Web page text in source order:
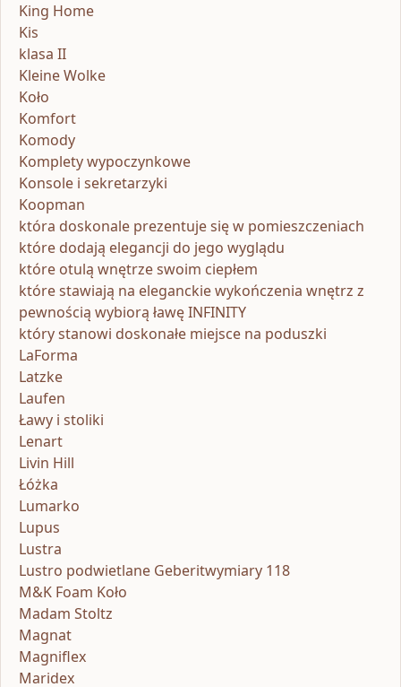
King Home
Kis
klasa II
Kleine Wolke
Koło
Komfort
Komody
Komplety wypoczynkowe
Konsole i sekretarzyki
Koopman
która doskonale prezentuje się w pomieszczeniach
które dodają elegancji do jego wyglądu
które otulą wnętrze swoim ciepłem
które stawiają na eleganckie wykończenia wnętrz z
pewnością wybiorą ławę INFINITY
który stanowi doskonałe miejsce na poduszki
LaForma
Latzke
Laufen
Ławy i stoliki
Lenart
Livin Hill
Łóżka
Lumarko
Lupus
Lustra
Lustro podwietlane Geberitwymiary 118
M&K Foam Koło
Madam Stoltz
Magnat
Magniflex
Maridex